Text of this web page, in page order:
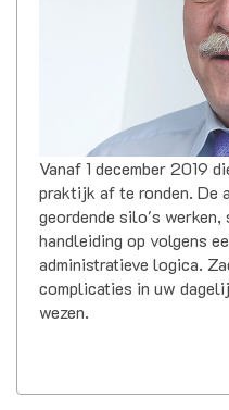
Vanaf 1 december 2019
praktijk af te ronden. De
geordende silo's
handleiding op volgens
administratieve logica.
complicaties in uw
wezen.